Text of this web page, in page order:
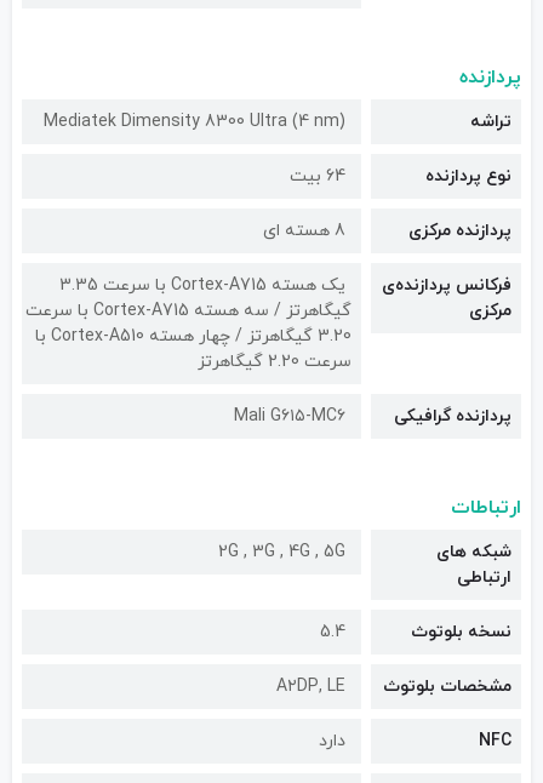
پردازنده
تراشه Mediatek Dimensity 8300 Ultra (4 nm)
نوع پردازنده 64 بیت
پردازنده مرکزی 8 هسته ای
فرکانس پردازنده‌ی
مرکزی
یک هسته Cortex-A715 با سرعت 3.35
گیگاهرتز / سه هسته Cortex-A715 با سرعت
3.20 گیگاهرتز / چهار هسته Cortex-A510 با
سرعت 2.20 گیگاهرتز
پردازنده گرافیکی Mali G۶۱۵-MC۶
ارتباطات
شبکه های
ارتباطی
2G , 3G , 4G , 5G
نسخه بلوتوث 5.4
مشخصات بلوتوث A۲DP, LE
NFC دارد